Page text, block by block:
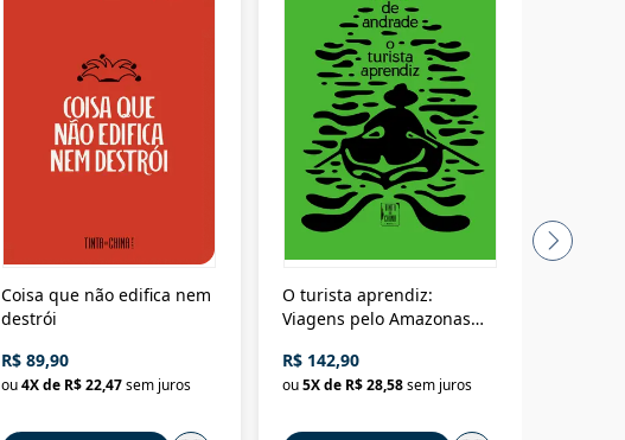
Coisa que não edifica nem
destrói
R$ 89,90
ou4X de R$ 22,47sem juros
O turista aprendiz:
Viagens pelo Amazonas
até a Bolívia e por Marajó
até dizer chega
R$ 142,90
ou5X de R$ 28,58sem juros